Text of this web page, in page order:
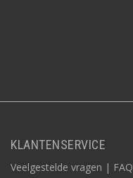
KLANTENSERVICE
Veelgestelde vragen | FAQ